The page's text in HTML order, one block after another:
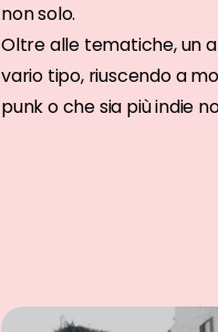
non solo.
Oltre alle tematiche, un
vario tipo, riuscendo a
punk o che sia più indie